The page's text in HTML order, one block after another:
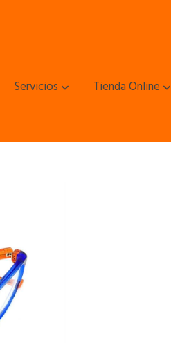
Servicios Tienda Online